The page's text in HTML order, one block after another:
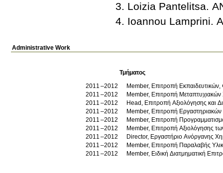
Loizia Pantelitsa.
Ioannou
Administrative Work
Τμήματος
2011
2012
Member, Επιτροπή
2011
2012
Member, Επιτροπή
2011
2012
Head, Επιτροπή Αξιολόγησης και
2011
2012
Member, Επιτροπή
2011
2012
Member, Επιτροπή
2011
2012
Member, Επιτροπή Αξιολόγησης
2011
2012
Director, Εργαστήριο Ανόργανης
2011
2012
Member, Επιτροπή Παραλαβής
2011
2012 Member, Ειδική Διατμηματική